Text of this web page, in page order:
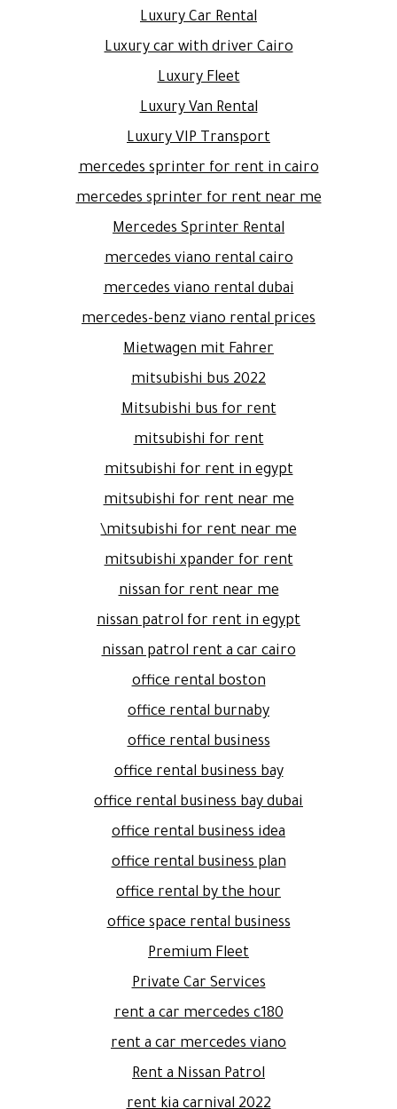
Luxury Car Rental
Luxury car with driver Cairo
Luxury Fleet
Luxury Van Rental
Luxury VIP Transport
mercedes sprinter for rent in cairo
mercedes sprinter for rent near me
Mercedes Sprinter Rental
mercedes viano rental cairo
mercedes viano rental dubai
mercedes-benz viano rental prices
Mietwagen mit Fahrer
mitsubishi bus 2022
Mitsubishi bus for rent
mitsubishi for rent
mitsubishi for rent in egypt
mitsubishi for rent near me
mitsubishi for rent near me\
mitsubishi xpander for rent
nissan for rent near me
nissan patrol for rent in egypt
nissan patrol rent a car cairo
office rental boston
office rental burnaby
office rental business
office rental business bay
office rental business bay dubai
office rental business idea
office rental business plan
office rental by the hour
office space rental business
Premium Fleet
Private Car Services
rent a car mercedes c180
rent a car mercedes viano
Rent a Nissan Patrol
rent kia carnival 2022